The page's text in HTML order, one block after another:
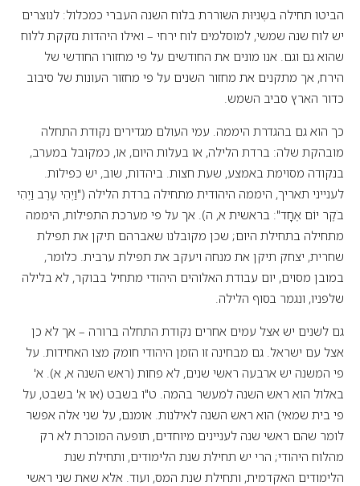
הביטו תחילה בשְניוּת השוררת בלוח השנה העברי כמכלול: לנוצרים
יש לוח שנה שמשי, למוסלמים לוח ירחי – ואילו היהדות נזקקת ללוח
שהוא גם וגם. אנו מונים את החודשים על פי מחזורו החודשי של
הירח, אך מתקנים את מחזור השנים על פי מחזור העונות של סיבוב
כדור הארץ סביב השמש.
כך הוא גם בהגדרת היממה. עמי העולם מגדירים נקודת התחלה
מובהקת שלה: ברדת הלילה, או בעלות היום, או, כמקובל במערב,
בנקודה מסוימת באמצע, שעת חצות. ביהדות, שוב, יש כפילות.
לענייני תאריך, היממה היהודית מתחילה ברדת הלילה ("וַיְהִי עֶרֶב וַיְהִי
בֹקֶר יוֹם אֶחָד": בראשית א, ה). אך על פי מערכת התפילות, היממה
מתחילה בתחילת היום; שכן מקובלנו שאברהם תיקן את תפילת
שחרית, יצחק תיקן את מנחה ויעקב את תפילת ערבית. כלומר,
במובן מסוים, יום עבודת האלוהים היהודי מתחיל בבוקר, לא בלילה
שלפניו, ונגמר בסוף הלילה.
גם לשנים יש אצל עמים אחרים נקודת התחלה ברורה – אך לא כן
אצל עם ישראל. גם מבחינה זו הזמן היהודי חומק מצו האחידות. על
פי המשנה יש ארבעה ראשי שנים, לא פחות (ראש השנה א, א). א'
באלול הוא ראש השנה למעשר בהמה. ט"ו בשבט (או א' בשבט, על
פי בית שמאי) הוא ראש השנה לאילנות. אומנם, על שני אלה אפשר
לומר שהם ראשי שנה לעניינים מיוחדים, תופעה המוכרת לא רק
מהלוח היהודי; הרי יש תחילת שנת הלימודים, ותחילת שנת
הלימודים האקדמית, ותחילת שנת המס, ועוד. אלא שאת שני ראשי